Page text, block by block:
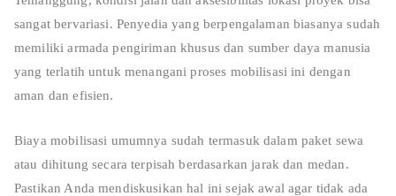
sangat bervariasi. Penyedia yang berpengalaman biasanya sudah
memiliki armada pengiriman khusus dan sumber daya manusia
yang terlatih untuk menangani proses mobilisasi ini dengan
aman dan efisien.
Biaya mobilisasi umumnya sudah termasuk dalam paket sewa
atau dihitung secara terpisah berdasarkan jarak dan medan.
Pastikan Anda mendiskusikan hal ini sejak awal agar tidak ada